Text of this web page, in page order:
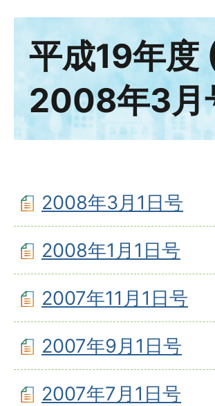
平成19年
2008年3月
2008年3月1日号
2008年1月1日号
2007年11月1日号
2007年9月1日号
2007年7月1日号